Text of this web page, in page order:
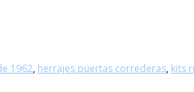
1962, herrajes puertas correderas, kits